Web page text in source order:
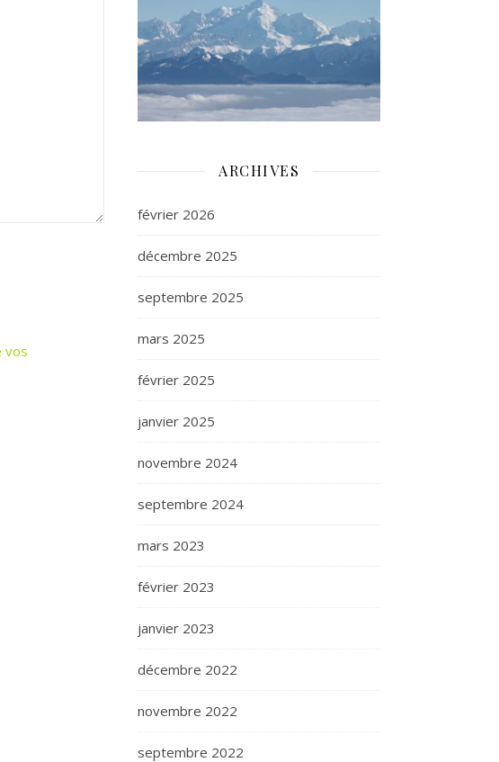
vos
ARCHIVES
février 2026
décembre 2025
septembre 2025
mars 2025
février 2025
janvier 2025
novembre 2024
septembre 2024
mars 2023
février 2023
janvier 2023
décembre 2022
novembre 2022
septembre 2022